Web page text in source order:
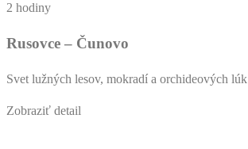
2 hodiny
Rusovce – Čunovo
Svet lužných lesov, mokradí a orchideových lúk
Zobraziť detail